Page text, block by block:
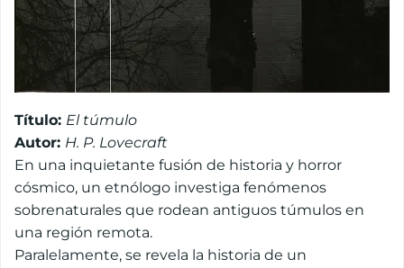
Título: El túmulo
Autor: H. P. Lovecraft
En una inquietante fusión de historia y horror
cósmico, un etnólogo investiga fenómenos
sobrenaturales que rodean antiguos túmulos en
una región remota.
Paralelamente, se revela la historia de un